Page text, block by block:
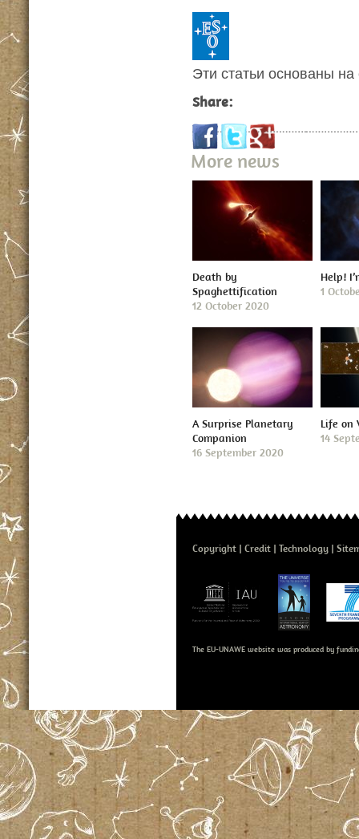
Эти статьи основаны
Share:
More news
Death by
Spaghettification
12 October 2020
Help!
1
A Surprise Planetary
Companion
16 September 2020
Life on
14
Copyright Credit Technology
The EU-UNAWE website was produced by